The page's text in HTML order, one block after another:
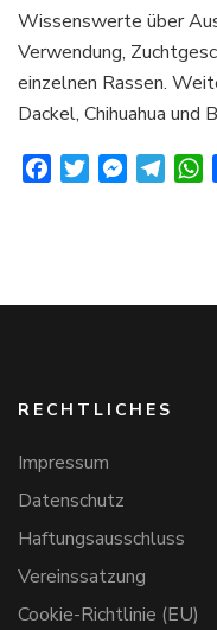
Aussehen
Charakter
und
Verhalten
Wissenswerte über
Verwendung,
einzelnen Rassen.
Dackel, Chihuahua und
FacebookTwitter
RECHTLICHES
Impressum
Datenschutz
Haftungsausschluss
Vereinssatzung
Cookie-Richtlinie (EU)